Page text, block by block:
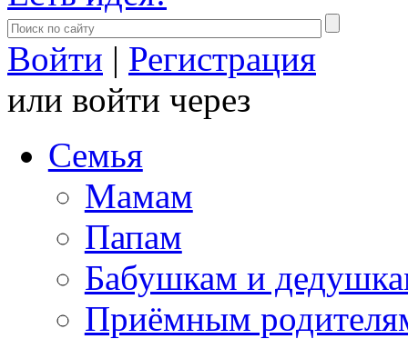
Войти | Регистрация
или войти через
Семья
Мамам
Папам
Бабушкам и
Приёмным